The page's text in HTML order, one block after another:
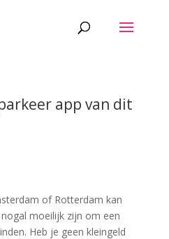
app van dit
of Rotterdam kan
moeilijk zijn om een
Heb je geen kleingeld